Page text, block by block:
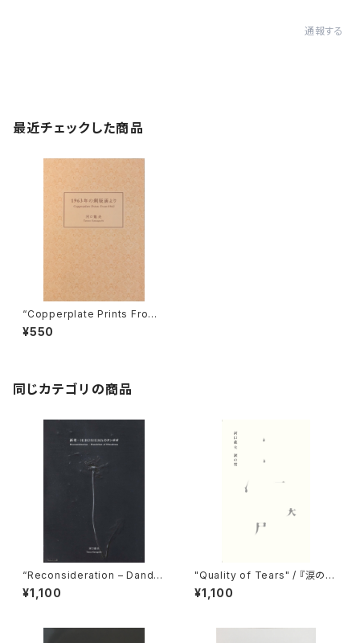
通報する
最近チェックした商品
“Copperplate Prints From 1
963” / 『1963年の銅版画より』
¥550
同じカテゴリの商品
“Reconsideration – Dandel
ion of Hiroshima” / 『再考ー
HIROSHIMAのタンポポ』
¥1,100
"Quality of Tears" / 『涙の
質』
¥1,100